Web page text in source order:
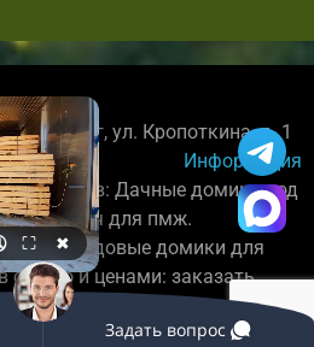
Петербург, ул. Кропоткина, д. 1
Информация
домов: Дачные домики под
под ключ для пмж.
садовые домики для
с фото и ценами: заказать
⛶ ✖
Задать вопрос